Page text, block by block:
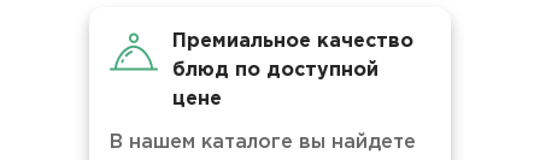
Премиальное качество
блюд по доступной
цене
В нашем каталоге вы найдете